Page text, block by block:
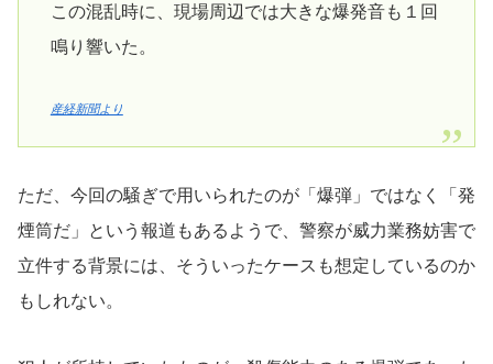
この混乱時に、現場周辺では大きな爆発音も１回
鳴り響いた。
産経新聞より
ただ、今回の騒ぎで用いられたのが「爆弾」ではなく「発
煙筒だ」という報道もあるようで、警察が威力業務妨害で
立件する背景には、そういったケースも想定しているのか
もしれない。